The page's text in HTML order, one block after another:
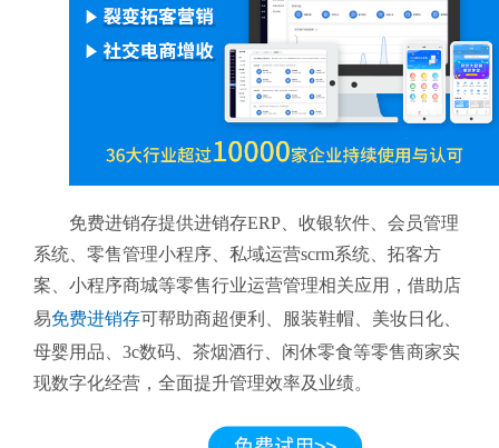
免费进销存提供进销存ERP、收银软件、会员管理
系统、零售管理小程序、私域运营scrm系统、拓客方
案、小程序商城等零售行业运营管理相关应用，借助店
易免费进销存可帮助商超便利、服装鞋帽、美妆日化、
母婴用品、3c数码、茶烟酒行、闲休零食等零售商家实
现数字化经营，全面提升管理效率及业绩。